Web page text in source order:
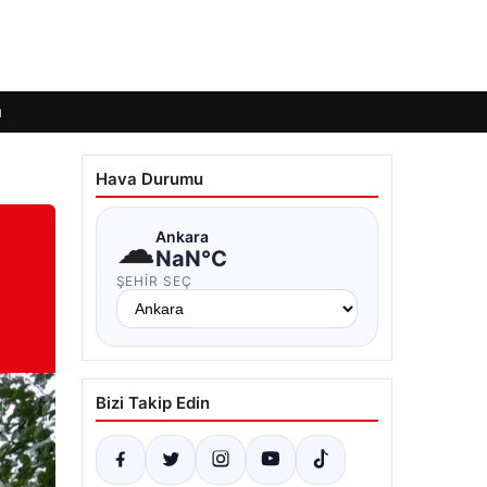
Hava Durumu
☁Ankara
NaN°C
ŞEHIR SEÇ
Bizi Takip Edin